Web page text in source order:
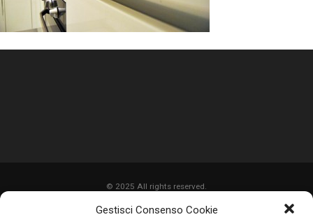
Gestisci Consenso Cookie
© 2025 All rights reserved.